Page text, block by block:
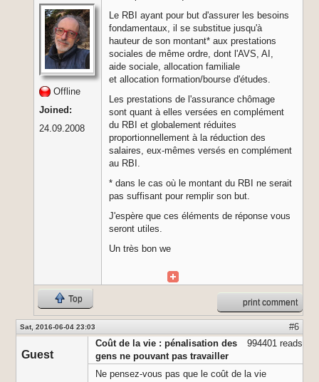
Offline
Joined:
24.09.2008
Le RBI ayant pour but d'assurer les besoins
fondamentaux, il se substitue jusqu'à
hauteur de son montant* aux prestations
sociales de même ordre, dont l'AVS, AI,
aide sociale, allocation familiale
et allocation formation/bourse d'études.
Les prestations de l'assurance chômage
sont quant à elles versées en complément
du RBI et globalement réduites
proportionnellement à la réduction des
salaires, eux-mêmes versés en complément
au RBI.
* dans le cas où le montant du RBI ne serait
pas suffisant pour remplir son but.
J'espère que ces éléments de réponse vous
seront utiles.
Un très bon we
Top print comment
Sat, 2016-06-04 23:03 #6
Guest
994401 reads
Coût de la vie : pénalisation des
gens ne pouvant pas travailler
Ne pensez-vous pas que le coût de la vie